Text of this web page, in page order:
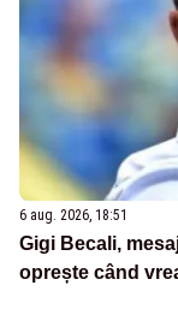
6 aug. 2026, 18:51
Gigi Becali,
oprește când